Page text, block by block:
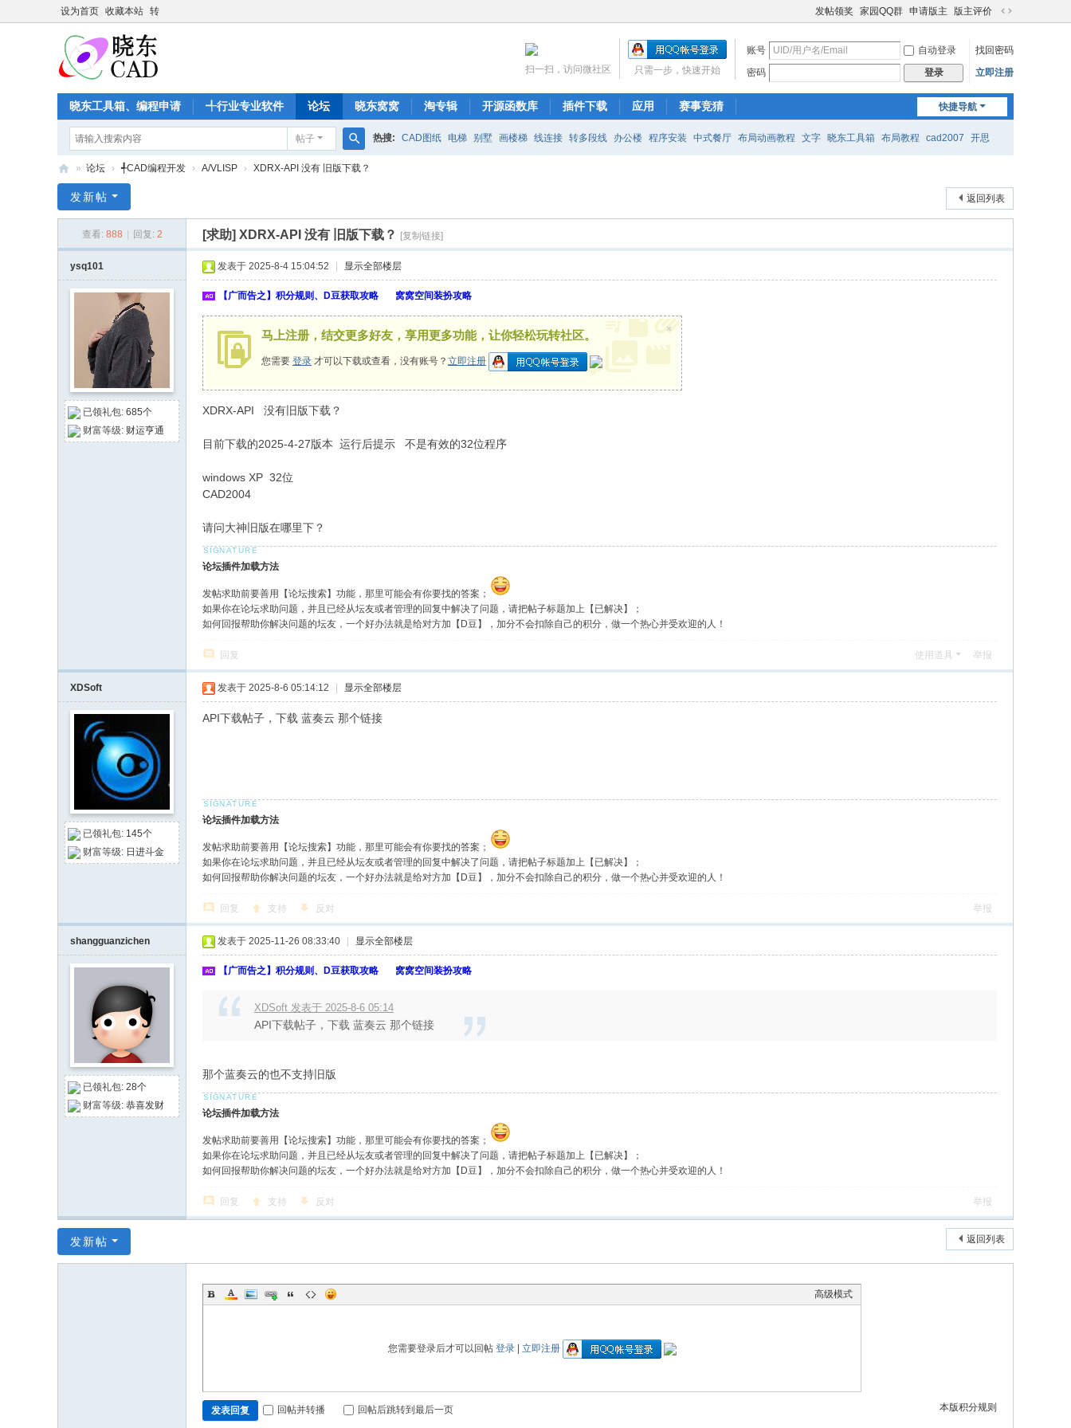
设为首页 收藏本站 转 发帖领奖 家园QQ群 申请版主 版主评价
切
到
宽
账号 自动登录
找回密码
密码
登录 立即注册
只需一步，快速开始
扫一扫，访问微社区
快捷导航
晓东工具箱、编程申请 ╃行业专业软件 论坛 晓东窝窝 淘专辑 开源函数库 插件下载 应用 赛事竞猜
帖子
搜
热搜: CAD图纸 电梯 别墅 画楼梯 线连接 转多段线 办公楼 程序安装 中式餐厅 布局动画教程 文字 晓东工具箱 布局教程 cad2007 开思
东
D
坛
» 论坛 › ╃CAD编程开发 › A/VLISP › XDRX-API 没有 旧版下载？
返回列表
发新帖
查看: 888 回复: 2 [求助] XDRX-API 没有 旧版下载？ [复制链接]
ysq101
已领礼包: 685个
财富等级: 财运亨通
发表于 2025-8-4 15:04:52 显示全部楼层
【广而告之】积分规则、D豆获取攻略 窝窝空间装扮攻略
马上注册，结交更多好友，享用更多功能，让你轻松玩转社区。
您需要 登录 才可以下载或查看，没有账号？ 立即注册
×
XDRX-API 没有旧版下载？
目前下载的2025-4-27版本 运行后提示 不是有效的32位程序
windows XP 32位
CAD2004
请问大神旧版在哪里下？
论坛插件加载方法
发帖求助前要善用【论坛搜索】功能，那里可能会有你要找的答案；
如果你在论坛求助问题，并且已经从坛友或者管理的回复中解决了问题，请把帖子标题加上【已解决】；
如何回报帮助你解决问题的坛友，一个好办法就是给对方加【D豆】，加分不会扣除自己的积分，做一个热心并受欢迎的人！
回复 使用道具 举报
XDSoft
已领礼包: 145个
财富等级: 日进斗金
发表于 2025-8-6 05:14:12 显示全部楼层
API下载帖子，下载 蓝奏云 那个链接
论坛插件加载方法
发帖求助前要善用【论坛搜索】功能，那里可能会有你要找的答案；
如果你在论坛求助问题，并且已经从坛友或者管理的回复中解决了问题，请把帖子标题加上【已解决】；
如何回报帮助你解决问题的坛友，一个好办法就是给对方加【D豆】，加分不会扣除自己的积分，做一个热心并受欢迎的人！
回复 支持 反对 举报
shangguanzichen
已领礼包: 28个
财富等级: 恭喜发财
发表于 2025-11-26 08:33:40 显示全部楼层
【广而告之】积分规则、D豆获取攻略 窝窝空间装扮攻略
XDSoft 发表于 2025-8-6 05:14
API下载帖子，下载 蓝奏云 那个链接
那个蓝奏云的也不支持旧版
论坛插件加载方法
发帖求助前要善用【论坛搜索】功能，那里可能会有你要找的答案；
如果你在论坛求助问题，并且已经从坛友或者管理的回复中解决了问题，请把帖子标题加上【已解决】；
如何回报帮助你解决问题的坛友，一个好办法就是给对方加【D豆】，加分不会扣除自己的积分，做一个热心并受欢迎的人！
回复 支持 反对 举报
返回列表
发新帖
高级模式
您需要登录后才可以回帖 登录| 立即注册
本版积分规则
发表回复 回帖并转播 回帖后跳转到最后一页